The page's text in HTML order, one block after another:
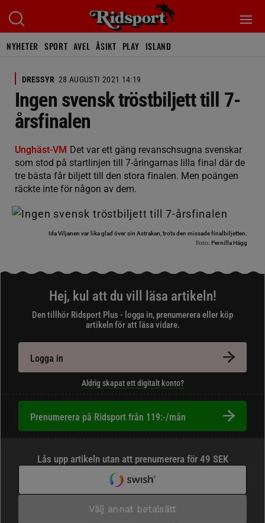
NYHETER SPORT AVEL ÅSIKT PLAY ISLAND
DRESSYR 28 AUGUSTI 2021 14:19
Ingen svensk tröstbiljett till 7-
årsfinalen
Unghäst-VM Det var ett gäng revanschsugna svenskar
som stod på startlinjen till 7-åringarnas lilla final där de
tre bästa får biljett till den stora finalen. Men poängen
räckte inte för någon av dem.
Ida Viljanen var lika glad över sin Astrakan, trots den missade finalbiljetten.
Foto: Pernilla Hägg
Hej, kul att du vill läsa artikeln!
Den tillhör Ridsport Plus - logga in, prenumerera eller köp
artikeln för att läsa vidare.
Logga in
Aldrig skapat ett digitalt konto?
Prenumerera på Ridsport från 119:-/mån